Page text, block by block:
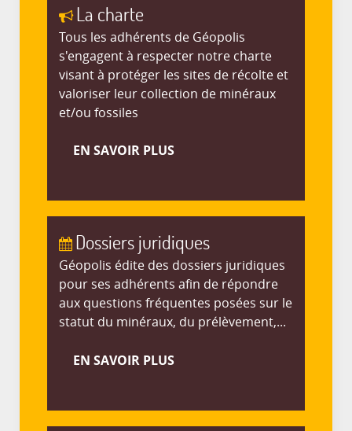
La charte
Tous les adhérents de Géopolis
s'engagent à respecter notre charte
visant à protéger les sites de récolte et
valoriser leur collection de minéraux
et/ou fossiles
EN SAVOIR PLUS
Dossiers juridiques
Géopolis édite des dossiers juridiques
pour ses adhérents afin de répondre
aux questions fréquentes posées sur le
statut du minéraux, du prélèvement,...
EN SAVOIR PLUS